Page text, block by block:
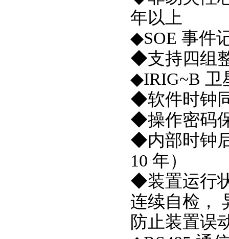
年以上
◆SOE 事件
◆支持四组
◆IRIG~B 卫
◆软件时钟
◆操作密码
◆内部时钟
10 年）
◆装置运行
连续自检，
防止装置误